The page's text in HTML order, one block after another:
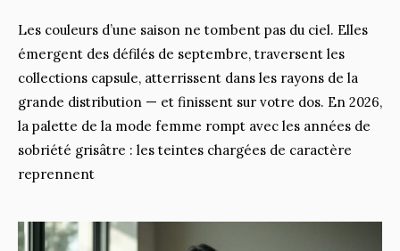
Les couleurs d’une saison ne tombent pas du ciel. Elles
émergent des défilés de septembre, traversent les
collections capsule, atterrissent dans les rayons de la
grande distribution — et finissent sur votre dos. En 2026,
la palette de la mode femme rompt avec les années de
sobriété grisâtre : les teintes chargées de caractère
reprennent